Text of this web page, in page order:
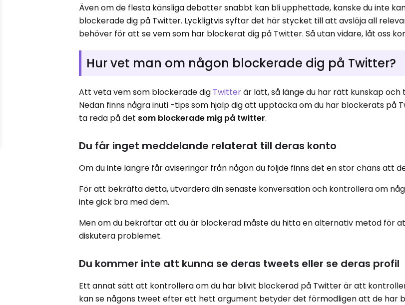
Även om de flesta känsliga debatter snabbt kan bli upphettade, kanske du inte
blockerade dig på Twitter. Lyckligtvis syftar det här stycket till att avslöja all
behöver för att se vem som har blockerat dig på Twitter. Så utan vidare, låt oss
Hur vet man om någon blockerade dig på Twitter?
Att veta vem som blockerade dig Twitterär lätt, så länge du har rätt kunskap
Nedan finns några inuti -tips som hjälp dig att upptäcka om du har blockerats på
ta reda på det som blockerade mig på twitter.
Du får inget meddelande relaterat till deras konto
Om du inte längre får aviseringar från någon du följde finns det en stor chans att
För att bekräfta detta, utvärdera din senaste konversation och kontrollera om
inte gick bra med dem.
Men om du bekräftar att du är blockerad måste du hitta en alternativ metod för
diskutera problemet.
Du kommer inte att kunna se deras tweets eller se deras profil
Ett annat sätt att kontrollera om du har blivit blockerad på Twitter är att
kan se någons tweet efter ett hett argument betyder det förmodligen att de har